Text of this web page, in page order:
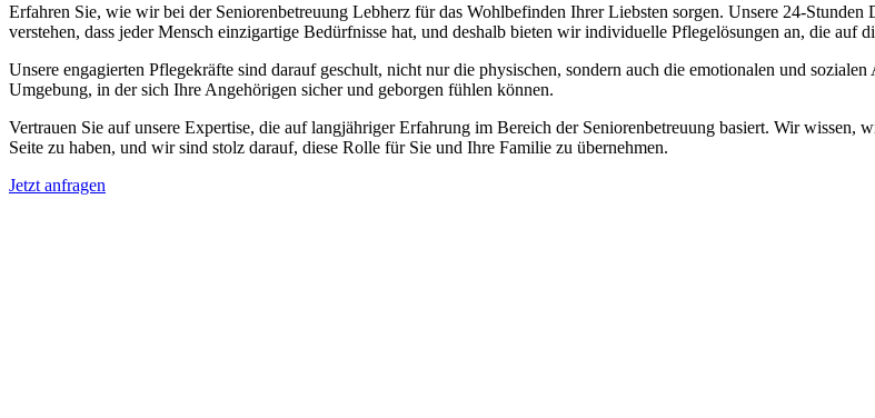
Erfahren Sie, wie wir bei der Seniorenbetreuung Lebherz für das Wohlbefinden Ihrer Liebsten sorgen. Unsere 24-
verstehen, dass jeder Mensch einzigartige Bedürfnisse hat, und deshalb bieten wir individuelle Pflegelösungen an, die auf
Unsere engagierten Pflegekräfte sind darauf geschult, nicht nur die physischen, sondern auch die emotionalen und
Umgebung, in der sich Ihre Angehörigen sicher und geborgen fühlen können.
Vertrauen Sie auf unsere Expertise, die auf langjähriger Erfahrung im Bereich der Seniorenbetreuung basiert. Wir
Seite zu haben, und wir sind stolz darauf, diese Rolle für Sie und Ihre Familie zu übernehmen.
Jetzt anfragen